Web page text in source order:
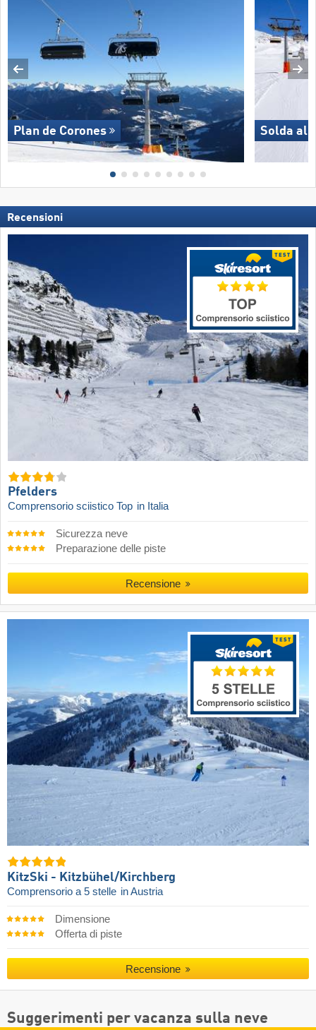
Plan de Corones Solda
Recensioni
Pfelders
Comprensorio sciistico Top in Italia
Sicurezza neve
Preparazione delle piste
Recensione
KitzSki - Kitzbühel/​Kirchberg
Comprensorio a 5 stelle in Austria
Dimensione
Offerta di piste
Recensione
Suggerimenti per vacanza sulla neve